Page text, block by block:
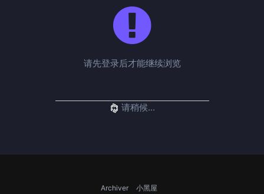
请先登录后才能继续浏览
请稍候...
Archiver 小黑屋